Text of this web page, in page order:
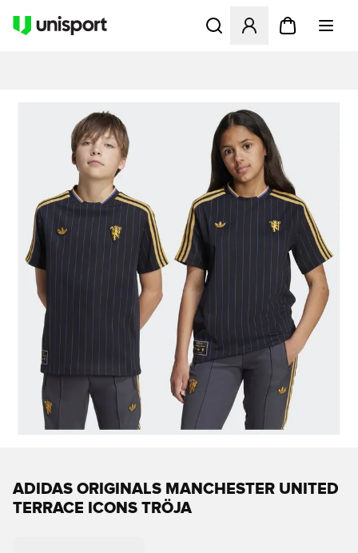
Öppnar en Modal för att
ADIDAS ORIGINALS MANCHESTER UNITED
TERRACE ICONS TRÖJA